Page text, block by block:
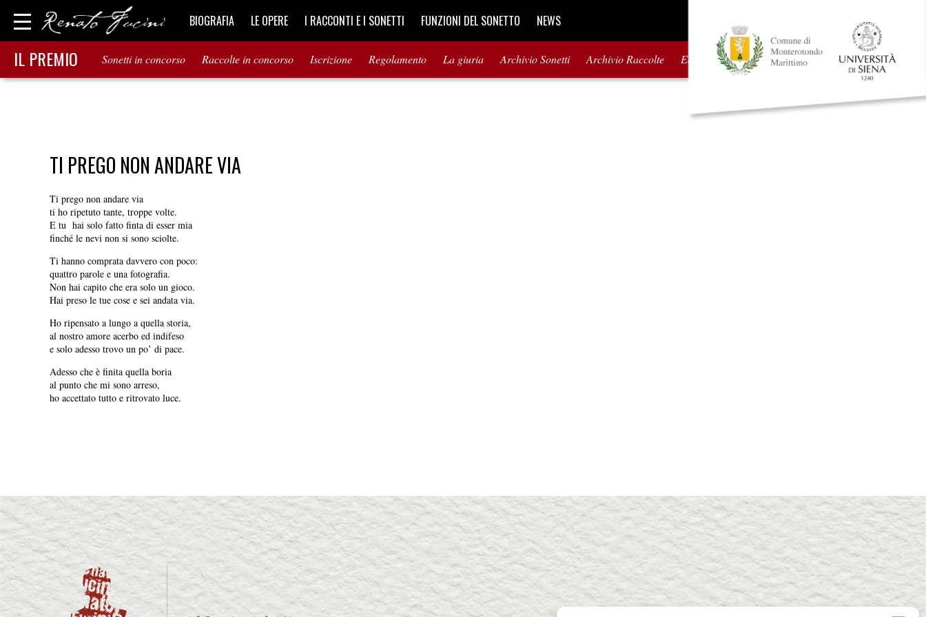
BIOGRAFIA LE OPERE I RACCONTI E I SONETTI FUNZIONI DEL SONETTO NEWS
IL PREMIO Sonetti in concorso Raccolte in concorso Iscrizione Regolamento La giuria Archivio Sonetti Archivio Raccolte Edizioni precedenti
TI PREGO NON ANDARE VIA
Ti prego non andare via
ti ho ripetuto tante, troppe volte.
E tu hai solo fatto finta di esser mia
finché le nevi non si sono sciolte.
Ti hanno comprata davvero con poco:
quattro parole e una fotografia.
Non hai capito che era solo un gioco.
Hai preso le tue cose e sei andata via.
Ho ripensato a lungo a quella storia,
al nostro amore acerbo ed indifeso
e solo adesso trovo un po’ di pace.
Adesso che è finita quella boria
al punto che mi sono arreso,
ho accettato tutto e ritrovato luce.